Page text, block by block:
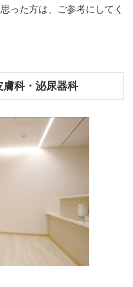
った方は、ご参考にしてく
科・泌尿器科